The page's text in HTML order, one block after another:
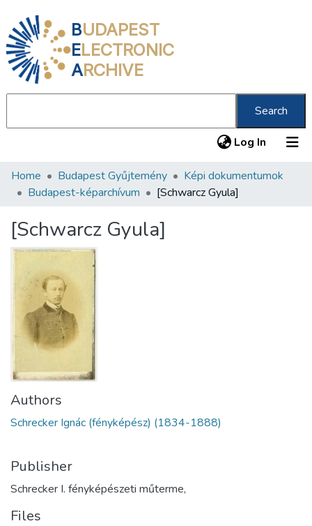
BUDAPEST
ELECTRONIC
ARCHIVE
Search
Log In (current)
Communities & Collections
Statistics
Home Budapest Gyűjtemény
Képi dokumentumok
Budapest-képarchívum
[Schwarcz Gyula]
[Schwarcz Gyula]
Authors
Schrecker Ignác (fényképész) (1834-1888)
Publisher
Schrecker I. fényképészeti műterme,
Files